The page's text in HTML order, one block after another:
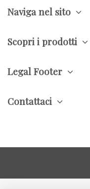
Naviga nel sito
Scopri i prodotti
Legal Footer
Contattaci